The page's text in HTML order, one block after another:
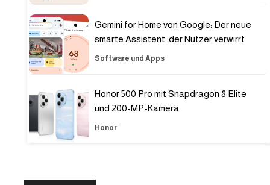
Gemini for Home von Google: Der neue
smarte Assistent, der Nutzer verwirrt
Software und Apps
Honor 500 Pro mit Snapdragon 8 Elite
und 200-MP-Kamera
Honor